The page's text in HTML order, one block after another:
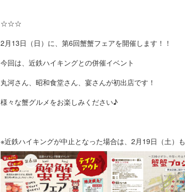
☆☆☆
2月13日（日）に、第6回蟹蟹フェアを開催します！！
今回は、近鉄ハイキングとの併催イベント
丸河さん、昭和食堂さん、宴さんが初出店です！
様々な蟹グルメをお楽しみください♪
※近鉄ハイキングが中止となった場合は、2月19日（土）